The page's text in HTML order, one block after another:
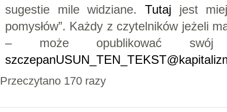
sugestie mile widziane. Tutaj jest
pomysłów”. Każdy z czytelników jeżeli
– może opublikować
Przeczytano 170 razy